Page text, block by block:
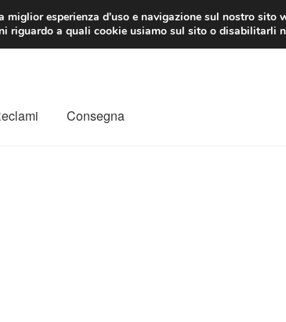
EUR
Consegna
esperienza d'uso e navigazione sul nostro sito
riguardo a quali cookie usiamo sul sito o disabilitarli